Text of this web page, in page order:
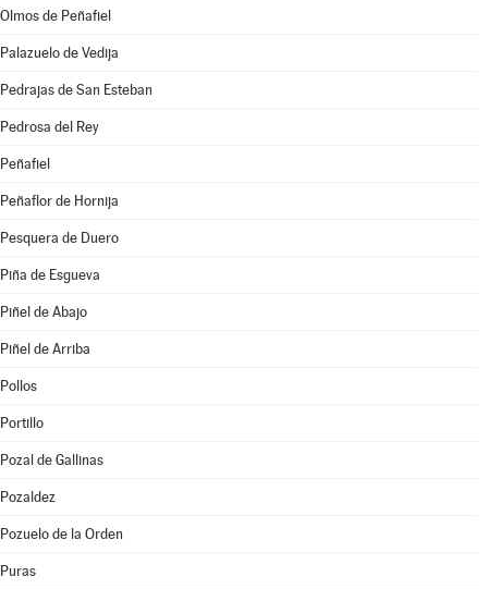
Olmos de Peñafiel
Palazuelo de Vedija
Pedrajas de San Esteban
Pedrosa del Rey
Peñafiel
Peñaflor de Hornija
Pesquera de Duero
Piña de Esgueva
Piñel de Abajo
Piñel de Arriba
Pollos
Portillo
Pozal de Gallinas
Pozaldez
Pozuelo de la Orden
Puras